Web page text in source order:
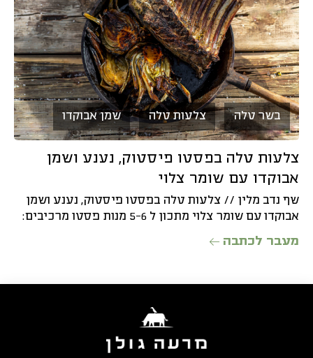
בשר טלה צלעות טלה שמן אבוקדו
צלעות טלה בפסטו פיסטוק, נענע ושמן
אבוקדו עם שומר צלוי
שף נדב מלין // צלעות טלה בפסטו פיסטוק, נענע ושמן
אבוקדו עם שומר צלוי מתכון ל 5-6 מנות פסטו מרכיבים:
מעבר לכתבה